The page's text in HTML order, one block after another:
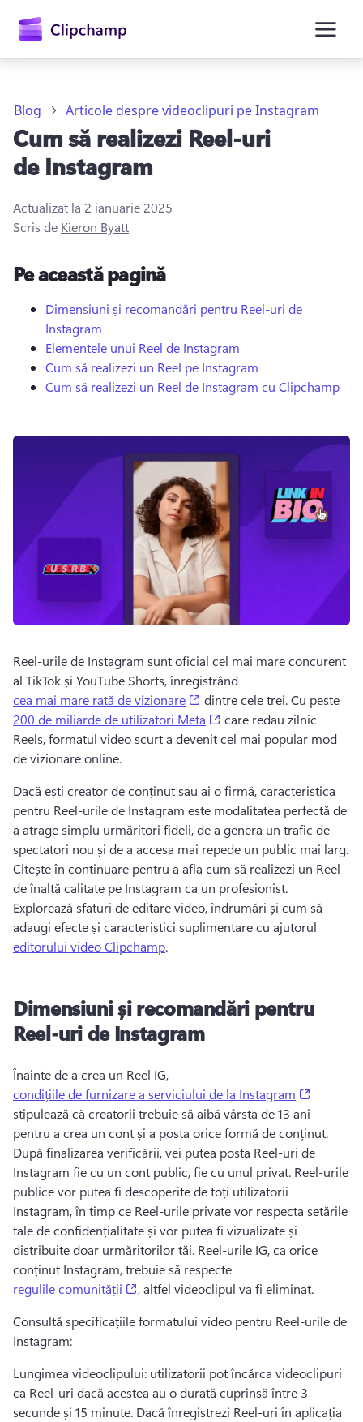
principal
Încercați gratuit
Blog Articole despre videoclipuri pe Instagram
Cum să realizezi Reel-uri
de Instagram
Actualizat la 2 ianuarie 2025
Scris de Kieron Byatt
Pe această pagină
Dimensiuni și recomandări pentru Reel-uri de
Instagram
Elementele unui Reel de Instagram
Cum să realizezi un Reel pe Instagram
Cum să realizezi un Reel de Instagram cu Clipchamp
Reel-urile de Instagram sunt oficial cel mai mare concurent
al TikTok și YouTube Shorts, înregistrând
cea mai mare rată de vizionare
(opens in a new tab)
dintre cele trei. Cu peste
200 de miliarde de utilizatori Meta
(opens in a new tab)
care redau zilnic
Reels, formatul video scurt a devenit cel mai popular mod
de vizionare online.
Dacă ești creator de conținut sau ai o firmă, caracteristica
pentru Reel-urile de Instagram este modalitatea perfectă de
a atrage simplu urmăritori fideli, de a genera un trafic de
Citește în continuare pentru a afla cum să realizezi un Reel
Explorează sfaturi de editare video, îndrumări și cum să
adaugi efecte și caracteristici suplimentare cu ajutorul
editorului video Clipchamp.
Dimensiuni și recomandări pentru
Reel-uri de Instagram
Înainte de a crea un Reel IG,
condițiile de furnizare a serviciului de la Instagram
stipulează că creatorii trebuie să aibă vârsta de 13 ani
După finalizarea verificării, vei putea posta Reel-uri de
Instagram fie cu un cont public, fie cu unul privat. Reel-urile
publice vor putea fi descoperite de toți utilizatorii
Instagram, în timp ce Reel-urile private vor respecta setările
tale de confidențialitate și vor putea fi vizualizate și
distribuite doar urmăritorilor tăi. Reel-urile IG, ca orice
conținut Instagram, trebuie să respecte
regulile comunității
(opens in a new tab)
, altfel videoclipul va fi eliminat.
Consultă specificațiile formatului video pentru Reel-urile de
Instagram:
Lungimea videoclipului: utilizatorii pot încărca videoclipuri
ca Reel-uri dacă acestea au o durată cuprinsă între 3
secunde și 15 minute. Dacă înregistrezi Reel-uri în aplicația